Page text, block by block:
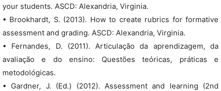
your students. ASCD: Alexandria, Virginia.
• Brookhardt, S. (2013). How to create rubrics for formative
assessment and grading. ASCD: Alexandria, Virginia.
• Fernandes, D. (2011). Articulação da aprendizagem, da
avaliação e do ensino: Questões teóricas, práticas e
metodológicas.
• Gardner, J. (Ed.) (2012). Assessment and learning (2nd